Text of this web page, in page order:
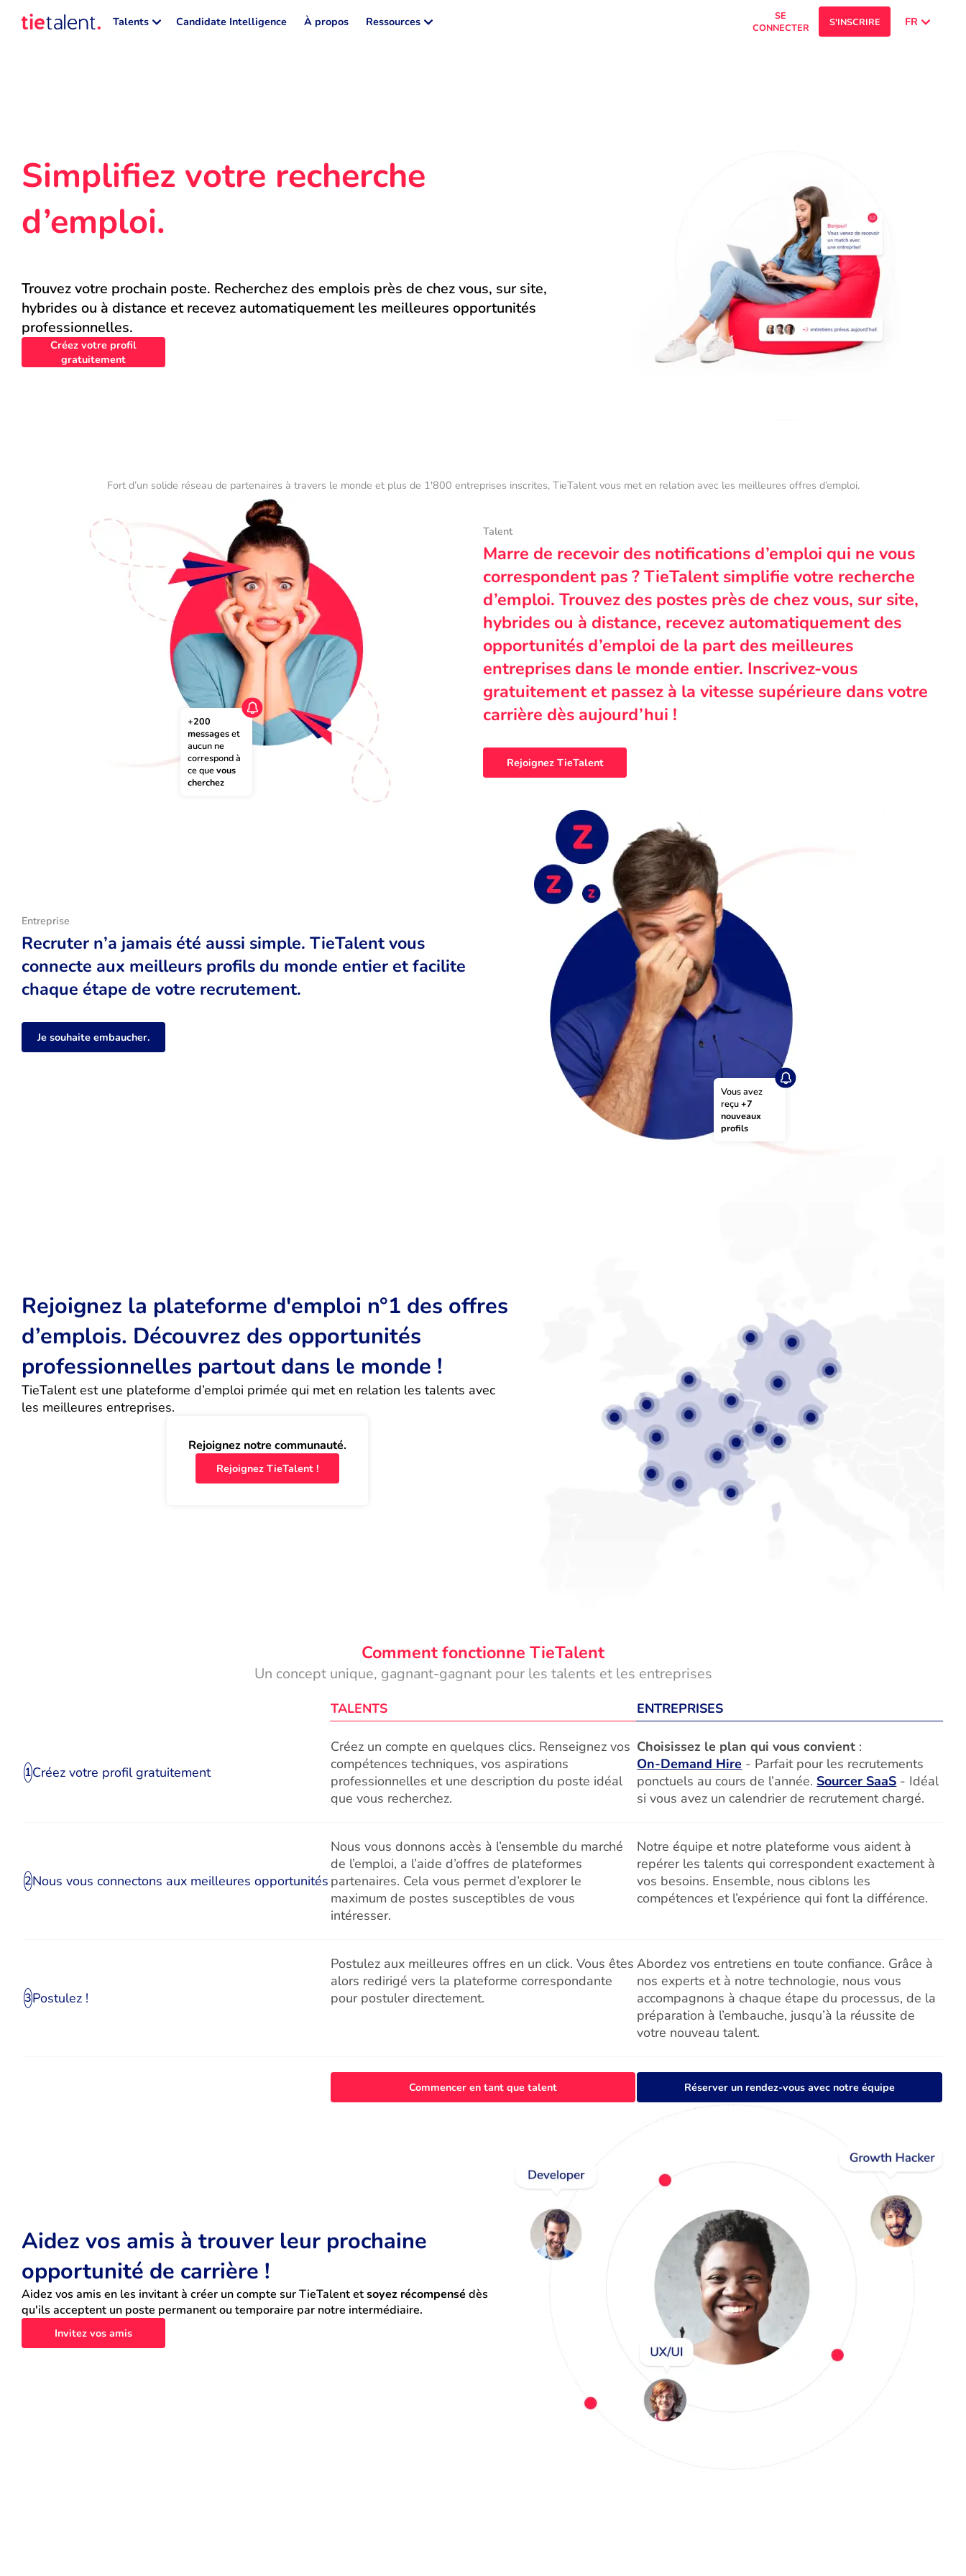
Talents Candidate Intelligence À propos Ressources
SE
CONNECTER
S'INSCRIRE FR
Simplifiez votre recherche
d’emploi.
Trouvez votre prochain poste. Recherchez des emplois près de chez vous, sur site,
hybrides ou à distance et recevez automatiquement les meilleures opportunités
professionnelles.
Créez votre profil
gratuitement
Fort d’un solide réseau de partenaires à travers le monde et plus de 1'800 entreprises inscrites, TieTalent vous met en relation avec les meilleures offres d’emploi.
+200
messages et
aucun ne
correspond à
ce que vous
cherchez
Talent
Marre de recevoir des notifications d’emploi qui ne vous
correspondent pas ? TieTalent simplifie votre recherche
d’emploi. Trouvez des postes près de chez vous, sur site,
hybrides ou à distance, recevez automatiquement des
opportunités d’emploi de la part des meilleures
entreprises dans le monde entier. Inscrivez-vous
gratuitement et passez à la vitesse supérieure dans votre
carrière dès aujourd’hui !
Rejoignez TieTalent
Vous avez
reçu +7
nouveaux
profils
Entreprise
Recruter n’a jamais été aussi simple. TieTalent vous
connecte aux meilleurs profils du monde entier et facilite
chaque étape de votre recrutement.
Je souhaite embaucher.
Rejoignez la plateforme d'emploi n°1 des offres
d’emplois. Découvrez des opportunités
professionnelles partout dans le monde !
TieTalent est une plateforme d’emploi primée qui met en relation les talents avec
les meilleures entreprises.
Rejoignez notre communauté.
Rejoignez TieTalent !
Comment fonctionne TieTalent
Un concept unique, gagnant-gagnant pour les talents et les entreprises
TALENTS ENTREPRISES
1Créez votre profil gratuitement
Créez un compte en quelques clics. Renseignez vos
compétences techniques, vos aspirations
professionnelles et une description du poste idéal
que vous recherchez.
Choisissez le plan qui vous convient :
On-Demand Hire - Parfait pour les recrutements
ponctuels au cours de l’année. Sourcer SaaS - Idéal
si vous avez un calendrier de recrutement chargé.
2Nous vous connectons aux meilleures opportunités
Nous vous donnons accès à l’ensemble du marché
de l’emploi, a l’aide d’offres de plateformes
partenaires. Cela vous permet d’explorer le
maximum de postes susceptibles de vous
intéresser.
Notre équipe et notre plateforme vous aident à
repérer les talents qui correspondent exactement à
vos besoins. Ensemble, nous ciblons les
compétences et l’expérience qui font la différence.
3Postulez !
Postulez aux meilleures offres en un click. Vous êtes
alors redirigé vers la plateforme correspondante
pour postuler directement.
Abordez vos entretiens en toute confiance. Grâce à
nos experts et à notre technologie, nous vous
accompagnons à chaque étape du processus, de la
préparation à l’embauche, jusqu’à la réussite de
votre nouveau talent.
Commencer en tant que talent Réserver un rendez-vous avec notre équipe
Aidez vos amis à trouver leur prochaine
opportunité de carrière !
Aidez vos amis en les invitant à créer un compte sur TieTalent et soyez récompensé dès
qu'ils acceptent un poste permanent ou temporaire par notre intermédiaire.
Invitez vos amis